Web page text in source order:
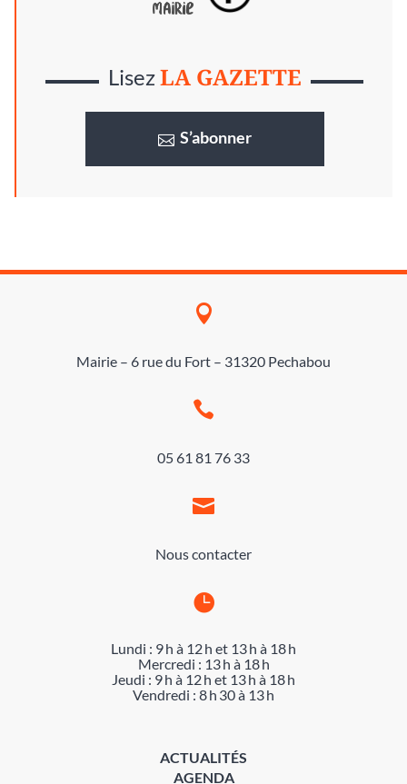
LisezLA GAZETTE
S’abonner

Mairie – 6 rue du Fort – 31320 Pechabou

05 61 81 76 33

Nous contacter

Lundi : 9 h à 12 h et 13 h à 18 h
Mercredi : 13 h à 18 h
Jeudi : 9 h à 12 h et 13 h à 18 h
Vendredi : 8 h 30 à 13 h
ACTUALITÉS
AGENDA